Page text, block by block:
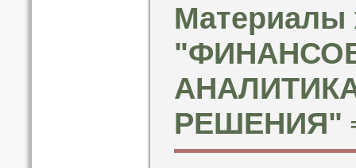
Материалы
РЕШЕНИЯ"